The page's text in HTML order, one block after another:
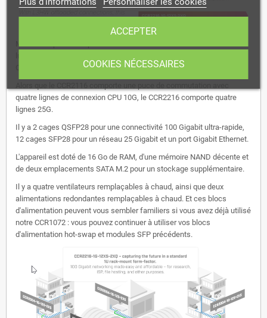
quatre lignes de connexion CPU 10G, le CCR2216 comporte quatre
lignes 25G.
Il y a 2 cages QSFP28 pour une connectivité 100 Gigabit ultra-rapide,
12 cages SFP28 pour un réseau 25 Gigabit et un port Gigabit Ethernet.
L'appareil est doté de 16 Go de RAM, d'une mémoire NAND décente et
de deux emplacements SATA M.2 pour un stockage supplémentaire.
Il y a quatre ventilateurs remplaçables à chaud, ainsi que deux
alimentations redondantes remplaçables à chaud. Et ces blocs
d'alimentation peuvent vous sembler familiers si vous avez déjà utilisé
notre CCR1072 : vous pouvez continuer à utiliser vos blocs
d'alimentation hot-swap et modules SFP précédents.
COOKIES NÉCESSAIRES
ACCEPTER